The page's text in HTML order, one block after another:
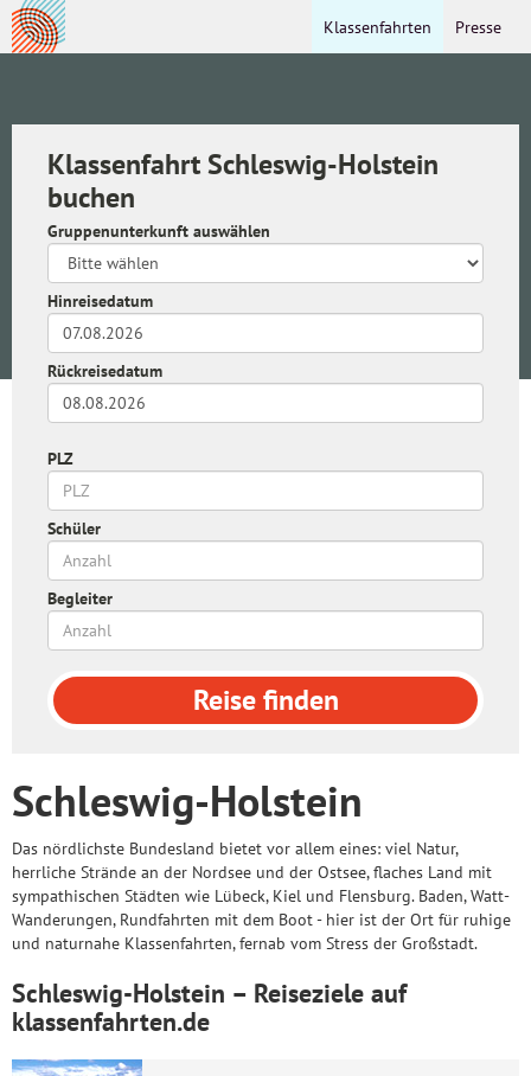
Presse
Klassenfahrten
Klassenfahrt Schleswig-Holstein
buchen
Gruppenunterkunft auswählen
Hinreisedatum
Rückreisedatum
PLZ
Schüler
Begleiter
Reisefinden
Schleswig-Holstein
Das nördlichste Bundesland bietet vor allem eines: viel Natur,
herrliche Strände an der Nordsee und der Ostsee, flaches Land mit
sympathischen Städten wie Lübeck, Kiel und Flensburg. Baden, Watt-
Wanderungen, Rundfahrten mit dem Boot - hier ist der Ort für ruhige
und naturnahe Klassenfahrten, fernab vom Stress der Großstadt.
Schleswig-Holstein – Reiseziele auf
klassenfahrten.de